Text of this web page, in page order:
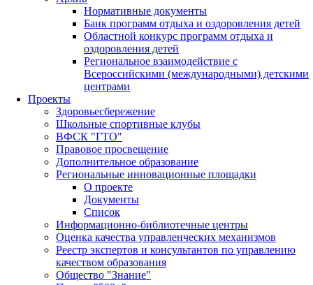
Нормативные документы
Банк программ отдыха и оздоровления детей
Областной конкурс программ отдыха и
оздоровления детей
Региональное взаимодействие с
Всероссийскими (международными) детскими
центрами
Проекты
Здоровьесбережение
Школьные спортивные клубы
ВФСК "ГТО"
Правовое просвещение
Дополнительное образование
Региональные инновационные площадки
О проекте
Документы
Список
Информационно-библиотечные центры
Оценка качества управленческих механизмов
Реестр экспертов и консультантов по управлению
качеством образования
Общество "Знание"